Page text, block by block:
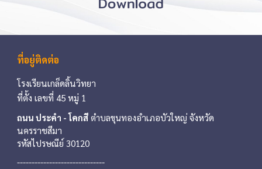
ที่อยู่ติดต่อ
โรงเรียนเกล็ดลิ้นวิทยา
ที่ตั้งเลขที่ 45 หมู่ 1
ถนน ประคำ - โคกสี ตำบลขุนทองอำเภอบัวใหญ่จังหวัด
นครราชสีมา
รหัสไปรษณีย์ 30120
------------------------------